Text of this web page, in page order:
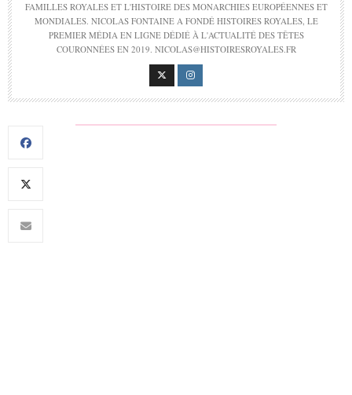
FAMILLES ROYALES ET L'HISTOIRE DES MONARCHIES EUROPÉENNES ET
MONDIALES. NICOLAS FONTAINE A FONDÉ HISTOIRES ROYALES, LE
PREMIER MÉDIA EN LIGNE DÉDIÉ À L'ACTUALITÉ DES TÊTES
COURONNÉES EN 2019. NICOLAS@HISTOIRESROYALES.FR